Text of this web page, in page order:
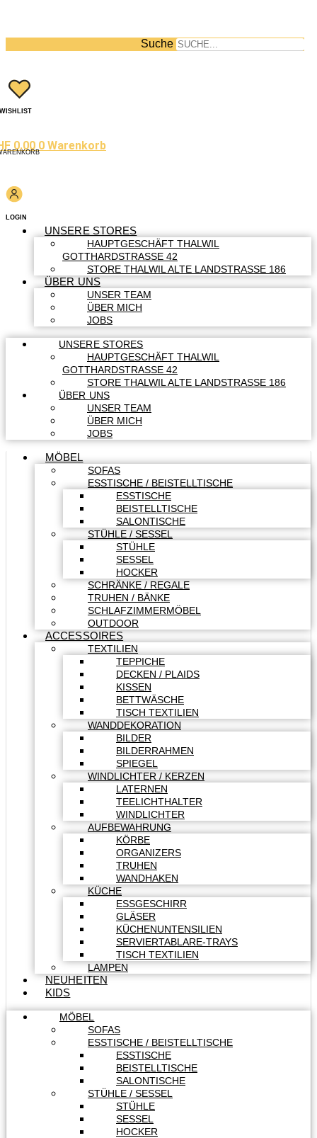
Suche
WISHLIST
0.00 0 Warenkorb
LOGIN
UNSERE STORES
HAUPTGESCHÄFT THALWIL
GOTTHARDSTRASSE 42
STORE THALWIL ALTE LANDSTRASSE 186
ÜBER UNS
UNSER TEAM
ÜBER MICH
JOBS
UNSERE STORES
HAUPTGESCHÄFT THALWIL
GOTTHARDSTRASSE 42
STORE THALWIL ALTE LANDSTRASSE 186
ÜBER UNS
UNSER TEAM
ÜBER MICH
JOBS
MÖBEL
SOFAS
ESSTISCHE / BEISTELLTISCHE
ESSTISCHE
BEISTELLTISCHE
SALONTISCHE
STÜHLE / SESSEL
STÜHLE
SESSEL
HOCKER
SCHRÄNKE / REGALE
TRUHEN / BÄNKE
SCHLAFZIMMERMÖBEL
OUTDOOR
ACCESSOIRES
TEXTILIEN
TEPPICHE
DECKEN / PLAIDS
KISSEN
BETTWÄSCHE
TISCH TEXTILIEN
WANDDEKORATION
BILDER
BILDERRAHMEN
SPIEGEL
WINDLICHTER / KERZEN
LATERNEN
TEELICHTHALTER
WINDLICHTER
AUFBEWAHRUNG
KÖRBE
ORGANIZERS
TRUHEN
WANDHAKEN
KÜCHE
ESSGESCHIRR
GLÄSER
KÜCHENUNTENSILIEN
SERVIERTABLARE-TRAYS
TISCH TEXTILIEN
LAMPEN
NEUHEITEN
KIDS
MÖBEL
SOFAS
ESSTISCHE / BEISTELLTISCHE
ESSTISCHE
BEISTELLTISCHE
SALONTISCHE
STÜHLE / SESSEL
STÜHLE
SESSEL
HOCKER